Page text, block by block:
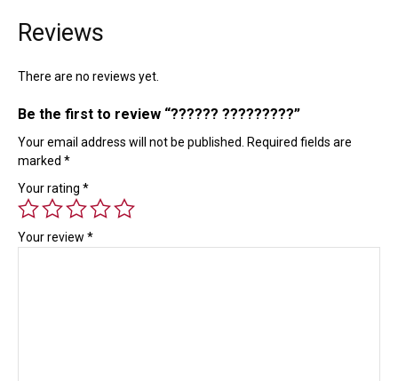
Reviews
There are no reviews yet.
Be the first to review “?????? ?????????”
Your email address will not be published.
Required fields are
marked *
Your rating *
Your review *